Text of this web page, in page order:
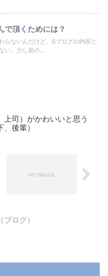
で頂くためには？
らないんだけど、Sブログの内容と
い。少し前の...
上司）がかわいいと思う
後輩）
ログ）